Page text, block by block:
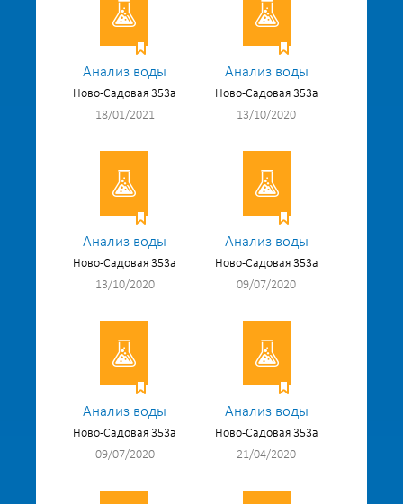
Анализ воды
Ново-Садовая 353а
18/01/2021
Анализ воды
Ново-Садовая 353а
13/10/2020
Анализ воды
Ново-Садовая 353а
13/10/2020
Анализ воды
Ново-Садовая 353а
09/07/2020
Анализ воды
Ново-Садовая 353а
09/07/2020
Анализ воды
Ново-Садовая 353а
21/04/2020